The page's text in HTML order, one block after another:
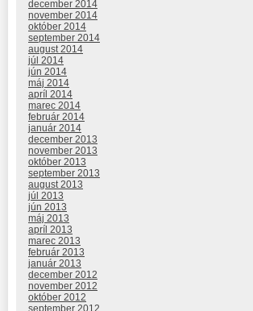
december 2014
november 2014
október 2014
september 2014
august 2014
júl 2014
jún 2014
máj 2014
apríl 2014
marec 2014
február 2014
január 2014
december 2013
november 2013
október 2013
september 2013
august 2013
júl 2013
jún 2013
máj 2013
apríl 2013
marec 2013
február 2013
január 2013
december 2012
november 2012
október 2012
september 2012